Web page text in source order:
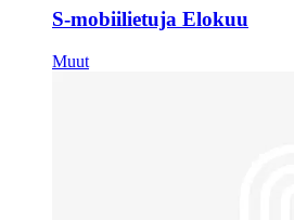
S-mobiilietuja Elokuu
Muut